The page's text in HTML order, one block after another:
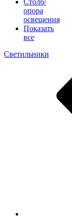
Столб/
опора
освещения
Показать
все
Светильники